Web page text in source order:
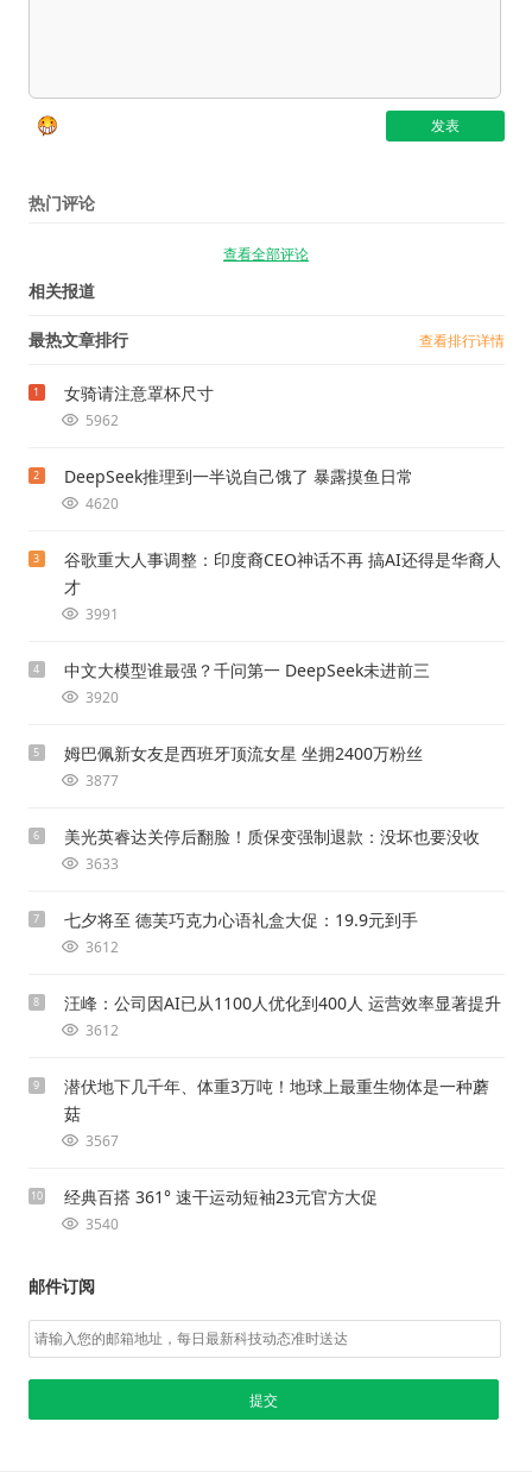
热门评论
查看全部评论
相关报道
最热文章排行 查看排行详情
1 女骑请注意罩杯尺寸
5962
2 DeepSeek推理到一半说自己饿了 暴露摸鱼日常
4620
3
谷歌重大人事调整：印度裔CEO神话不再 搞AI还得是华裔人
才
3991
4 中文大模型谁最强？千问第一 DeepSeek未进前三
3920
5 姆巴佩新女友是西班牙顶流女星 坐拥2400万粉丝
3877
6 美光英睿达关停后翻脸！质保变强制退款：没坏也要没收
3633
7 七夕将至 德芙巧克力心语礼盒大促：19.9元到手
3612
8 汪峰：公司因AI已从1100人优化到400人 运营效率显著提升
3612
9
潜伏地下几千年、体重3万吨！地球上最重生物体是一种蘑
菇
3567
10 经典百搭 361° 速干运动短袖23元官方大促
3540
邮件订阅